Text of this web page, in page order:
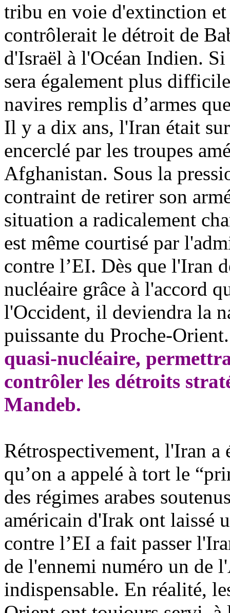
tribu en voie d'extinction
contrôlerait le détroit de
d'Israël à l'Océan Indien.
sera également plus
navires remplis d’armes
Il y a dix ans, l'Iran était
encerclé par les troupes
Afghanistan. Sous la
contraint de retirer son
situation a radicalement
est même courtisé par
contre l’EI. Dès que l'Iran
nucléaire grâce à l'accord
l'Occident, il deviendra la
puissante du Proche-
quasi-nucléaire,
contrôler les détroits
Mandeb.
Rétrospectivement, l'Iran
qu’on a appelé à tort le
des régimes arabes
américain d'Irak ont laissé
contre l’EI a fait passer
de l'ennemi numéro un de
indispensable. En réalité,